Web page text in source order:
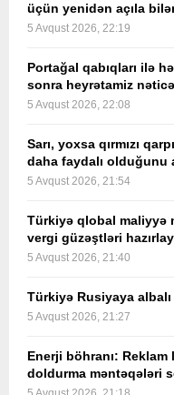
üçün yenidən açıla
5 Avqust 2026, 22:19
Portağal qabıqları ilə
sonra heyrətamiz
5 Avqust 2026, 22:08
Sarı, yoxsa qırmızı
daha faydalı olduğunu
5 Avqust 2026, 21:54
Türkiyə qlobal maliyyə
vergi güzəştləri
5 Avqust 2026, 21:40
Türkiyə Rusiyaya albalı
5 Avqust 2026, 21:27
Enerji böhranı:
doldurma məntəqələri